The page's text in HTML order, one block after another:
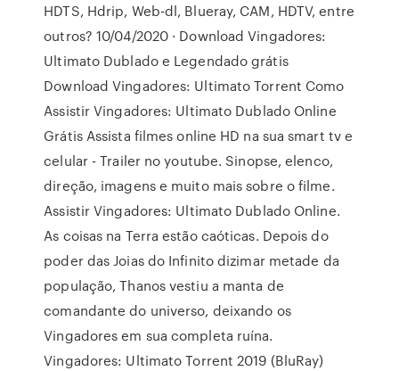
HDTS, Hdrip, Web-dl, Blueray, CAM, HDTV, entre
outros? 10/04/2020 · Download Vingadores:
Ultimato Dublado e Legendado grátis
Download Vingadores: Ultimato Torrent Como
Assistir Vingadores: Ultimato Dublado Online
Grátis Assista filmes online HD na sua smart tv e
celular - Trailer no youtube. Sinopse, elenco,
direção, imagens e muito mais sobre o filme.
Assistir Vingadores: Ultimato Dublado Online.
As coisas na Terra estão caóticas. Depois do
poder das Joias do Infinito dizimar metade da
população, Thanos vestiu a manta de
comandante do universo, deixando os
Vingadores em sua completa ruína.
Vingadores: Ultimato Torrent 2019 (BluRay)